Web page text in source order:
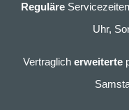
Reguläre
Uhr,
Vertraglicherweiterte